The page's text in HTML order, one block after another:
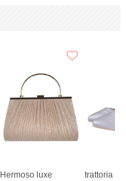
Hermoso luxe trattoria